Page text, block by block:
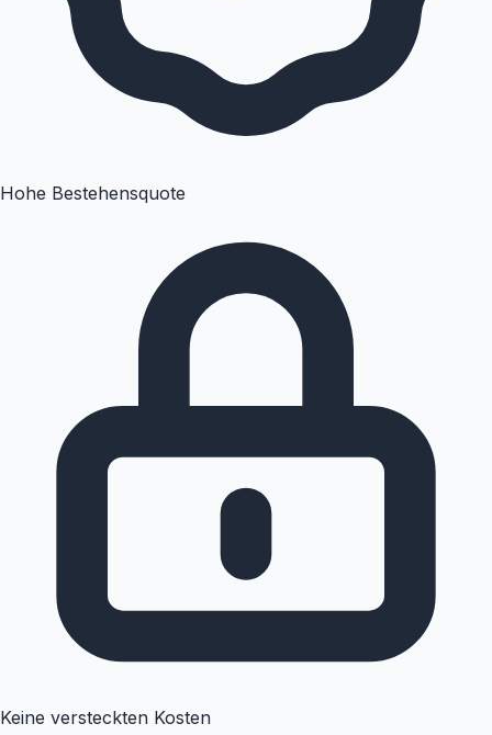
Hohe Bestehensquote
Keine versteckten Kosten